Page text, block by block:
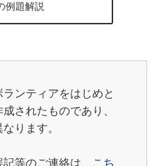
例題解説
ンティアをはじめと
されたものであり、
ります。
等のご連絡は、 こち